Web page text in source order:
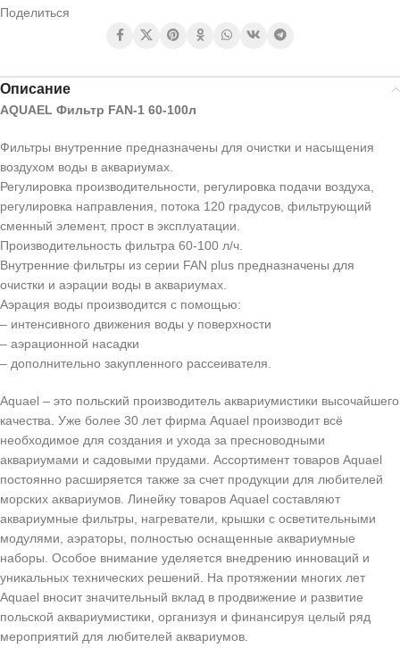
Поделиться
Описание
AQUAEL Фильтр FAN-1 60-100л
Фильтры внутренние предназначены для очистки и насыщения
воздухом воды в аквариумах.
Регулировка производительности, регулировка подачи воздуха,
регулировка направления, потока 120 градусов, фильтрующий
сменный элемент, прост в эксплуатации.
Производительность фильтра 60-100 л/ч.
Внутренние фильтры из серии FAN plus предназначены для
очистки и аэрации воды в аквариумах.
Аэрация воды производится с помощью:
– интенсивного движения воды у поверхности
– аэрационной насадки
– дополнительно закупленного рассеивателя.
Aquael – это польский производитель аквариумистики высочайшего
качества. Уже более 30 лет фирма Aquael производит всё
необходимое для создания и ухода за пресноводными
аквариумами и садовыми прудами. Ассортимент товаров Aquael
постоянно расширяется также за счет продукции для любителей
морских аквариумов. Линейку товаров Aquael составляют
аквариумные фильтры, нагреватели, крышки с осветительными
модулями, аэраторы, полностью оснащенные аквариумные
наборы. Особое внимание уделяется внедрению инноваций и
уникальных технических решений. На протяжении многих лет
Aquael вносит значительный вклад в продвижение и развитие
польской аквариумистики, организуя и финансируя целый ряд
мероприятий для любителей аквариумов.